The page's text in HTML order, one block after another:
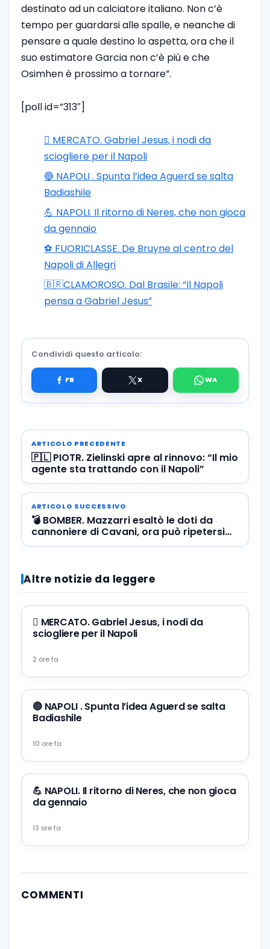
destinato ad un calciatore italiano. Non c’è
tempo per guardarsi alle spalle, e neanche di
pensare a quale destino lo aspetta, ora che il
suo estimatore Garcia non c’è più e che
Osimhen è prossimo a tornare”.
[poll id=”313″]
🪎 MERCATO. Gabriel Jesus, i nodi da
sciogliere per il Napoli
🔵 NAPOLI . Spunta l’idea Aguerd se salta
Badiashile
💪 NAPOLI. Il ritorno di Neres, che non gioca
da gennaio
⚽️ FUORICLASSE. De Bruyne al centro del
Napoli di Allegri
🇧🇷CLAMOROSO. Dal Brasile: “Il Napoli
pensa a Gabriel Jesus”
Condividi questo articolo:
ARTICOLO PRECEDENTE
🇵🇱 PIOTR. Zielinski apre al rinnovo: “Il mio
agente sta trattando con il Napoli”
ARTICOLO SUCCESSIVO
💣 BOMBER. Mazzarri esaltò le doti da
cannoniere di Cavani, ora può ripetersi
con Osimhen
Altre notizie da leggere
🪎 MERCATO. Gabriel Jesus, i nodi da
sciogliere per il Napoli
2 ore fa
🔵 NAPOLI . Spunta l’idea Aguerd se salta
Badiashile
10 ore fa
💪 NAPOLI. Il ritorno di Neres, che non gioca
da gennaio
13 ore fa
COMMENTI